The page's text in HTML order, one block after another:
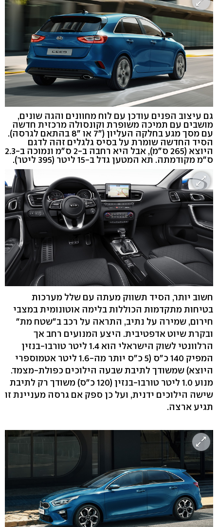
גם עיצוב הפנים עודכן עם לוח מחוונים והגה שונים,
מושבים עם תמיכה משופרת וקונסולה מרכזית חדשה
עם מסך מגע בחלקה העליון ("7 או "8 בהתאם לגרסה).
הסיד החדשה שומרת על בסיס גלגלים זהה לדגם
היוצא (265 ס"מ), אבל היא רחבה ב-2 ס"מ ונמוכה ב-2.3
ס"מ מקודמתה. תא המטען גדל ב-15 ליטר (395 ליטר).
חשוב יותר, הסיד תשווק מעתה עם שלל מערכות
בטיחות מתקדמות הכוללות בלימה אוטונומית במצבי
חירום, שמירה על נתיב, התראה על רכב ב"שטח מת"
ובקרת שיוט אדפטיבית. היצע המנועים רחב אך
הרלוונטי לשוק הישראלי הוא 1.4 ליטר טורבו-בנזין
המפיק 140 כ"ס (5 כ"ס יותר מה-1.6 ליטר אטמוספרי
היוצא) שמשודך לתיבת שבעה הילוכים כפולת-מצמד.
מנוע 1.0 ליטר טורבו-בנזין (120 כ"ס) משודך רק לתיבת
שישה הילוכים ידנית, ועל כן ספק אם גרסה מעניינת זו
תגיע ארצה.